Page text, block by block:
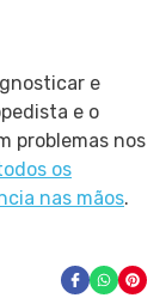
e
e o
problemas nos
os
nas mãos.